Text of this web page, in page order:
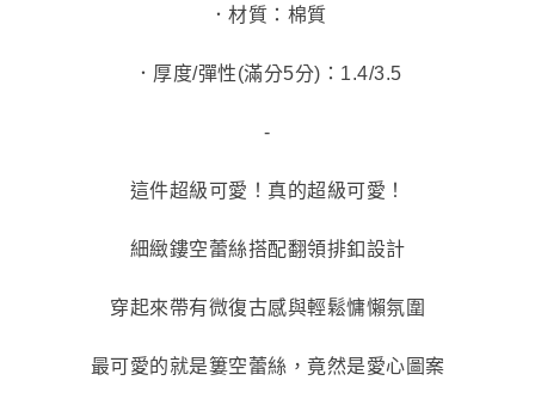
．材質：棉質
．厚度/彈性(滿分5分)：1.4/3.5
-
這件超級可愛！真的超級可愛！
細緻鏤空蕾絲搭配翻領排釦設計
穿起來帶有微復古感與輕鬆慵懶氛圍
最可愛的就是簍空蕾絲，竟然是愛心圖案